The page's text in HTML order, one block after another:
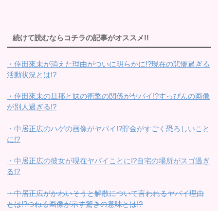
続けて読むならコチラの記事がオススメ!!
・倖田來未が消えた理由がついに明らかに!?現在の悲惨過ぎる
活動状況とは!?
・倖田來未の旦那と妹の衝撃の関係がヤバイ!?すっぴんの画像
が別人過ぎる!?
・中居正広のハゲの画像がヤバイ!?貯金がすごく恐ろしいこと
に!?
・中居正広の彼女が現在ヤバイことに!?自宅の場所がスゴ過ぎ
る!?
・中居正広がかわいそうと解散について言われるヤバイ理由
とは!?つねる画像が示す驚きの意味とは!?